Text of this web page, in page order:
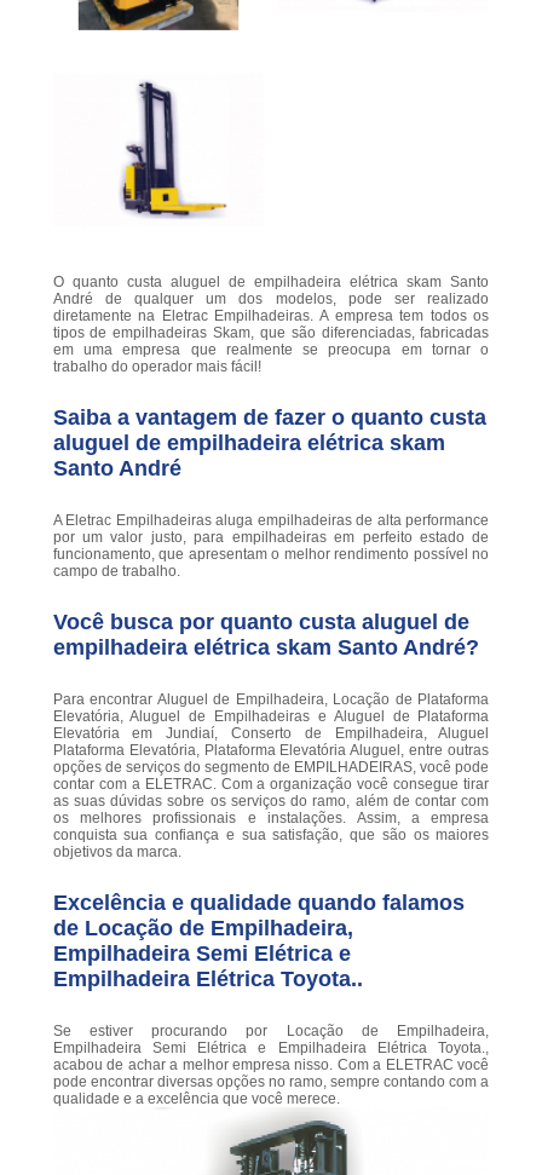
O quanto custa aluguel de empilhadeira elétrica skam Santo
André de qualquer um dos modelos, pode ser realizado
diretamente na Eletrac Empilhadeiras. A empresa tem todos os
tipos de empilhadeiras Skam, que são diferenciadas, fabricadas
em uma empresa que realmente se preocupa em tornar o
trabalho do operador mais fácil!
Saiba a vantagem de fazer o quanto custa
aluguel de empilhadeira elétrica skam
Santo André
A Eletrac Empilhadeiras aluga empilhadeiras de alta performance
por um valor justo, para empilhadeiras em perfeito estado de
funcionamento, que apresentam o melhor rendimento possível no
campo de trabalho.
Você busca por quanto custa aluguel de
empilhadeira elétrica skam Santo André?
Para encontrar Aluguel de Empilhadeira, Locação de Plataforma
Elevatória, Aluguel de Empilhadeiras e Aluguel de Plataforma
Elevatória em Jundiaí, Conserto de Empilhadeira, Aluguel
Plataforma Elevatória, Plataforma Elevatória Aluguel, entre outras
opções de serviços do segmento de EMPILHADEIRAS, você pode
contar com a ELETRAC. Com a organização você consegue tirar
as suas dúvidas sobre os serviços do ramo, além de contar com
os melhores profissionais e instalações. Assim, a empresa
conquista sua confiança e sua satisfação, que são os maiores
objetivos da marca.
Excelência e qualidade quando falamos
de Locação de Empilhadeira,
Empilhadeira Semi Elétrica e
Empilhadeira Elétrica Toyota..
Se estiver procurando por Locação de Empilhadeira,
Empilhadeira Semi Elétrica e Empilhadeira Elétrica Toyota.,
acabou de achar a melhor empresa nisso. Com a ELETRAC você
pode encontrar diversas opções no ramo, sempre contando com a
qualidade e a excelência que você merece.